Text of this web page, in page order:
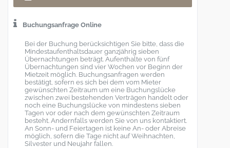
Buchungsanfrage Online
Bei der Buchung berücksichtigen Sie bitte, dass die
Mindestaufenthaltsdauer ganzjährig sieben
Übernachtungen beträgt. Aufenthalte von fünf
Übernachtungen sind vier Wochen vor Beginn der
Mietzeit möglich. Buchungsanfragen werden
bestätigt, sofern es sich bei dem vom Mieter
gewünschten Zeitraum um eine Buchungslücke
zwischen zwei bestehenden Verträgen handelt oder
noch eine Buchungslücke von mindestens sieben
Tagen vor oder nach dem gewünschten Zeitraum
besteht. Andernfalls werden Sie von uns kontaktiert.
An Sonn- und Feiertagen ist keine An- oder Abreise
möglich, sofern die Tage nicht auf Weihnachten,
Silvester und Neujahr fallen.